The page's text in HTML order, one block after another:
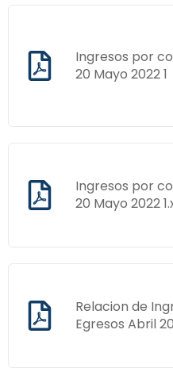
Ingresos por
20 Mayo 2022 1
Ingresos por
20 Mayo 2022
Relacion de
Egresos Abril